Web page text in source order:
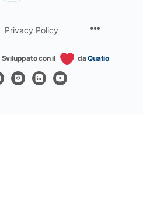
Privacy Policy
Sviluppato con il daQuatio